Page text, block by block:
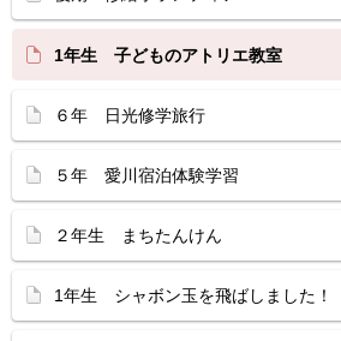
1年生 子どものアトリエ教室
６年 日光修学旅行
５年 愛川宿泊体験学習
２年生 まちたんけん
1年生 シャボン玉を飛ばしました！